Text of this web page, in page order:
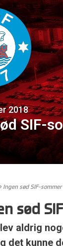
2018
SIF-
Ingen sød SIF-
sød
aldrig
det kunne